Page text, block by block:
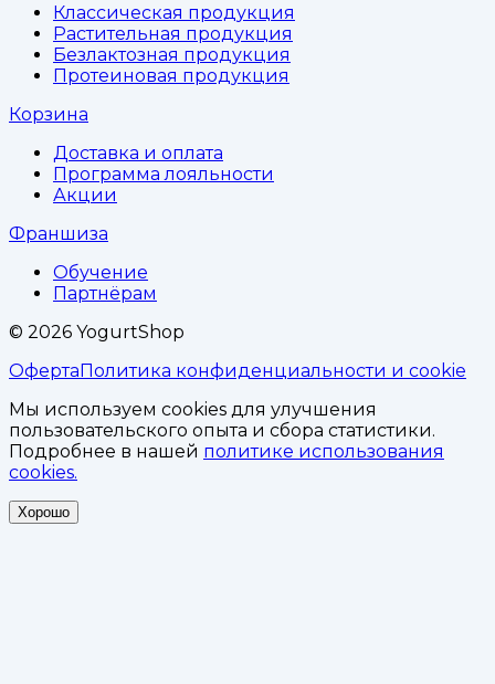
Классическая продукция
Растительная продукция
Безлактозная продукция
Протеиновая продукция
Корзина
Доставка и оплата
Программа лояльности
Акции
Франшиза
Обучение
Партнёрам
© 2026 YogurtShop
ОфертаПолитика конфиденциальности и cookie
Мы используем cookies для улучшения
пользовательского опыта и сбора статистики.
Подробнее в нашей политике использования
cookies.
Хорошо